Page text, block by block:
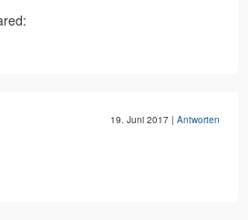
19. Juni 2017 | Antworten